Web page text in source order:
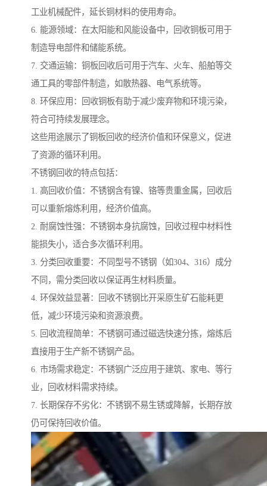
工业机械配件，延长铜材料的使用寿命。
6. 能源领域：在太阳能和风能设备中，回收铜板可用于
制造导电部件和储能系统。
7. 交通运输：铜板回收后可用于汽车、火车、船舶等交
通工具的零部件制造，如散热器、电气系统等。
8. 环保应用：回收铜板有助于减少废弃物和环境污染，
符合可持续发展理念。
这些用途展示了铜板回收的经济价值和环保意义，促进
了资源的循环利用。
不锈钢回收的特点包括：
1. 高回收价值：不锈钢含有镍、铬等贵重金属，回收后
可以重新熔炼利用，经济价值高。
2. 耐腐蚀性强：不锈钢本身抗腐蚀，回收过程中材料性
能损失小，适合多次循环利用。
3. 分类回收重要：不同型号不锈钢（如304、316）成分
不同，需分类回收以保证再生材料质量。
4. 环保效益显著：回收不锈钢比开采原生矿石能耗更
低，减少环境污染和资源浪费。
5. 回收流程简单：不锈钢可通过磁选快速分拣，熔炼后
直接用于生产新不锈钢产品。
6. 市场需求稳定：不锈钢广泛应用于建筑、家电、等行
业，回收材料需求持续。
7. 长期保存不劣化：不锈钢不易生锈或降解，长期存放
仍可保持回收价值。